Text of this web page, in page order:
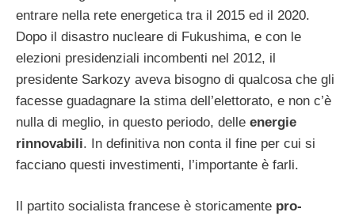
entrare nella rete energetica tra il 2015 ed il 2020.
Dopo il disastro nucleare di Fukushima, e con le
elezioni presidenziali incombenti nel 2012, il
presidente Sarkozy aveva bisogno di qualcosa che gli
facesse guadagnare la stima dell’elettorato, e non c’è
nulla di meglio, in questo periodo, delle energie
rinnovabili. In definitiva non conta il fine per cui si
facciano questi investimenti, l’importante è farli.
Il partito socialista francese è storicamente pro-